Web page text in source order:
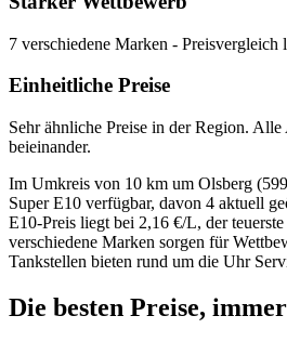
7 verschiedene Marken - Preisvergleich
Einheitliche Preise
Sehr ähnliche Preise in der Region. Alle
beieinander.
Im Umkreis von 10 km um Olsberg
Super E10 verfügbar, davon 4 aktuell
E10-Preis liegt bei 2,16 €/L, der
verschiedene Marken sorgen für
Tankstellen bieten rund um die Uhr
Die besten Preise,